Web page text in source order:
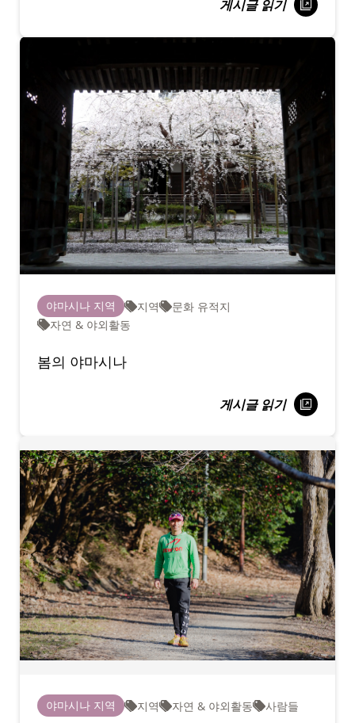
게시글 읽기
야마시나 지역 지역
문화 유적지
자연 & 야외활동
봄의 야마시나
게시글 읽기
야마시나 지역 지역 자연 & 야외활동 사람들